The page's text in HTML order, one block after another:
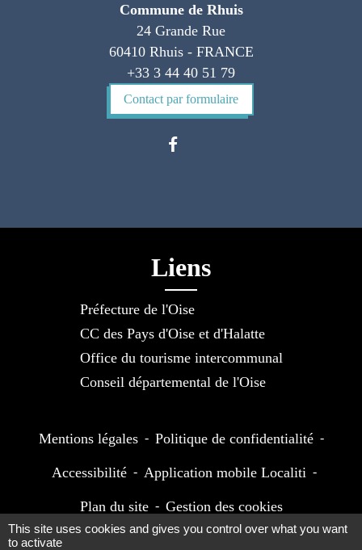
Commune de Rhuis
24 Grande Rue
60410 Rhuis - FRANCE
+33 3 44 40 51 79
Contact par formulaire
Liens
Préfecture de l'Oise
CC des Pays d'Oise et d'Halatte
Office du tourisme intercommunal
Conseil départemental de l'Oise
Mentions légales - Politique de confidentialité -
Accessibilité - Application mobile Localiti -
Plan du site - Gestion des cookies
This site uses cookies and gives you control over what you want
to activate